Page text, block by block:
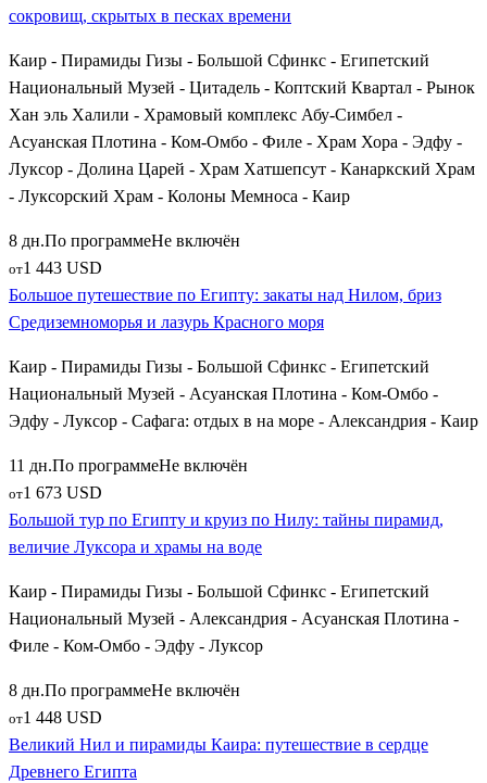
вход в его несуществующий ныне поминальный храм;
Величественный заупокойный комплексМедина Хабу
— монументальный и прекрасно сохранившийся храм
Рамзеса III с глубокими цветными рельефами,
повествующими о битвах с «народами моря».
расширенные или индивидуальные путевки, в программу
включаются выездные экскурсии на север от Луксора — в
священный городАбидосс уникальным храмом Сети I и в
изящнуюДендеру , хранящую знаменитый Храм Хатхор с
Как выбрать и забронировать исторический тур в
Египет
Планируя масштабное экскурсионное путешествие,
дней. Это позволяет без спешки проехать по всему маршруту
от Каира до Асуана и провести 3-4 ночи на борту
пятизвездочного круизного теплохода. Лучшим временем для
таких туров считается период с октября по апрель, когда в
Верхнем Египте спадает сильный летний зной и
среди древних руин. Забронируйте путевку заранее, и
загадочная земля фараонов откроет вам свои самые
сокровенные исторические тайны!
сокровищ, скрытых в песках времени
Каир - Пирамиды Гизы - Большой Сфинкс - Египетский
Национальный Музей - Цитадель - Коптский Квартал - Рынок
Хан эль Халили - Храмовый комплекс Абу-Симбел -
Асуанская Плотина - Ком-Омбо - Филе - Храм Хора - Эдфу -
Луксор - Долина Царей - Храм Хатшепсут - Канаркский Храм
- Луксорский Храм - Колоны Мемноса - Каир
8 дн.По программеНе включён
от1 443 USD
Большое путешествие по Египту: закаты над Нилом, бриз
Средиземноморья и лазурь Красного моря
Каир - Пирамиды Гизы - Большой Сфинкс - Египетский
Национальный Музей - Асуанская Плотина - Ком-Омбо -
Эдфу - Луксор - Сафага: отдых в на море - Александрия - Каир
11 дн.По программеНе включён
от1 673 USD
Большой тур по Египту и круиз по Нилу: тайны пирамид,
величие Луксора и храмы на воде
Каир - Пирамиды Гизы - Большой Сфинкс - Египетский
Национальный Музей - Александрия - Асуанская Плотина -
Филе - Ком-Омбо - Эдфу - Луксор
8 дн.По программеНе включён
от1 448 USD
Великий Нил и пирамиды Каира: путешествие в сердце
Древнего Египта